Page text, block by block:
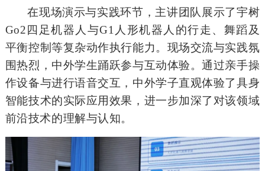
在现场演示与实践环节，主讲团队展示了宇树
Go2四足机器人与G1人形机器人的行走、舞蹈及
平衡控制等复杂动作执行能力。现场交流与实践氛
围热烈，中外学生踊跃参与互动体验。通过亲手操
作设备与进行语音交互，中外学子直观体验了具身
智能技术的实际应用效果，进一步加深了对该领域
前沿技术的理解与认知。